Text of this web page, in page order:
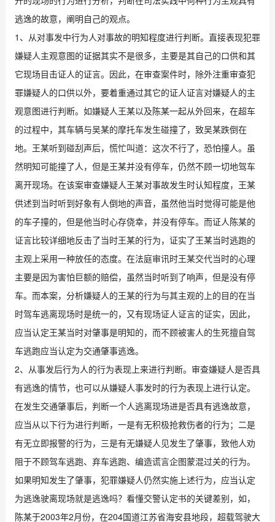
逃逸的故意，阐明自己的观点。
1、从对事发中行为人对事故的明知程度进行判断。直接表现犯罪
嫌疑人主观意图的证据其实不是很多，主要是其自己的口供和其
它现场目击证人的证言。因此，在审查案件时，除外注重审查犯
罪嫌疑人的口供以外，要着重通过其它的证人证言对嫌疑人的主
观意图进行判断。如嫌疑人王某以及陈某一起从外回来，在超车
的过程中，其车辆与吴某的摩托车发生碰撞了，致吴某跌倒在
地。王某听到碰刮声后，慌忙叫道：这次不行了，恐怕撞人。虽
然明知可能撞了人，但是王某并没有停车，仍然不顾一切地驾车
离开现场。在该案审查嫌疑人王某对事故发生时认知程度，王某
供述到当时听到好象有人倒地的声音，虽然他当时觉得可能是他
的车子撞的，但是他当时心存侥幸，并没有停车。而证人陈某的
证言比较详细地反击了当时王某的行为，证实了王某当时逃跑的
主观上采用一种放任的态度。在法庭审讯时王某交代当时的心理
主要是因为害怕巨额的赔偿，虽然当时听到了响声，但是没有停
车。而本案，分析嫌疑人的王某的行为与其主观的上的目的在当
时驾车逃离现场时是统一的，又有现场证人证言的证实，因此，
应当认定王某当时对肇事是明知的，而不顾被害人的生死擅自驾
车逃跑应当认定为交通肇事逃逸。
2、从事发后行为人的行为表现上来进行判断。审查嫌疑人是否具
有逃逸的情节，也可以从嫌疑人事发时的行为表现上进行认定。
在发生交通肇事后，判断一个人逃离现场进是否具有逃逸故意，
应当从以下行为进行判断，一是有无积极抢救伤者的行为；二是
有无立即报警的行为，三是有无嫌疑人见发生了肇事，致他人劝
阻于不顾驾车逃跑、弃车逃跑、编造谎言企图蒙混过关的行为。
如果明知发生了肇事，犯罪嫌疑人仍然实施上述行为，应当认定
为逃逸驶离现场就是逃逸吗？看懂交警认定书的关键差别，如，
陈某于2003年2月份，在204国道江苏省海安县地段，超载驾驶大